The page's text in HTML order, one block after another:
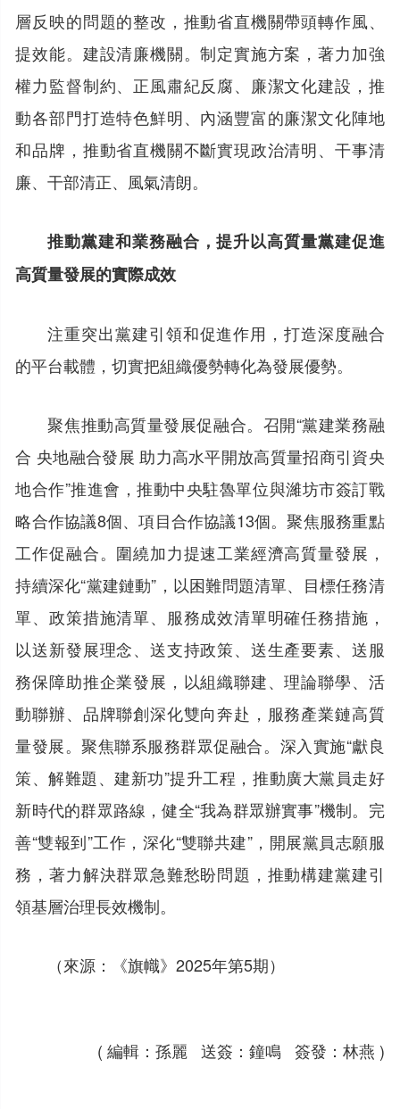
層反映的問題的整改，推動省直機關帶頭轉作風、
提效能。建設清廉機關。制定實施方案，著力加強
權力監督制約、正風肅紀反腐、廉潔文化建設，推
動各部門打造特色鮮明、內涵豐富的廉潔文化陣地
和品牌，推動省直機關不斷實現政治清明、干事清
廉、干部清正、風氣清朗。
推動黨建和業務融合，提升以高質量黨建促進
高質量發展的實際成效
注重突出黨建引領和促進作用，打造深度融合
的平台載體，切實把組織優勢轉化為發展優勢。
聚焦推動高質量發展促融合。召開“黨建業務融
合 央地融合發展 助力高水平開放高質量招商引資央
地合作”推進會，推動中央駐魯單位與濰坊市簽訂戰
略合作協議8個、項目合作協議13個。聚焦服務重點
工作促融合。圍繞加力提速工業經濟高質量發展，
持續深化“黨建鏈動”，以困難問題清單、目標任務清
單、政策措施清單、服務成效清單明確任務措施，
以送新發展理念、送支持政策、送生產要素、送服
務保障助推企業發展，以組織聯建、理論聯學、活
動聯辦、品牌聯創深化雙向奔赴，服務產業鏈高質
量發展。聚焦聯系服務群眾促融合。深入實施“獻良
策、解難題、建新功”提升工程，推動廣大黨員走好
新時代的群眾路線，健全“我為群眾辦實事”機制。完
善“雙報到”工作，深化“雙聯共建”，開展黨員志願服
務，著力解決群眾急難愁盼問題，推動構建黨建引
領基層治理長效機制。
（來源：《旗幟》2025年第5期）
( 編輯：孫麗 送簽：鐘鳴 簽發：林燕 )